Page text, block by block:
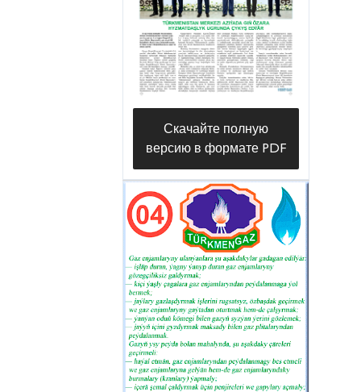
supplied to the houses of newly
erected households,” the head of the
capital construction department of
the Directorate Sunnet Kabulov says.
Скачайте полную
версию в формате PDF